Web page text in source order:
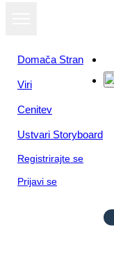
Domača Stran
Viri
Cenitev
Ustvari Storyboard
Registrirajte se
Prijavi se